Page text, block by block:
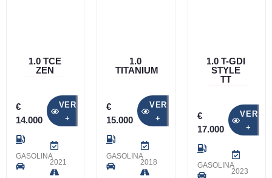
1.0 TCE
ZEN
€
14.000
VER
+
GASOLINA
2021
1.0
TITANIUM
€
15.000
VER
+
GASOLINA
2018
1.0 T-GDI
STYLE
TT
€
17.000
VER
+
GASOLINA
2023